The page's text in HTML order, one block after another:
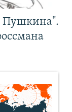
Пушкина".